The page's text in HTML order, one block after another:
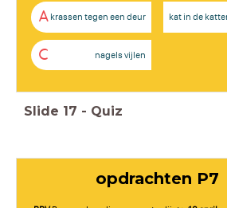
A krassen tegen een deur kat in de
C nagels vijlen
Slide 17 - Quiz
opdrachten P7